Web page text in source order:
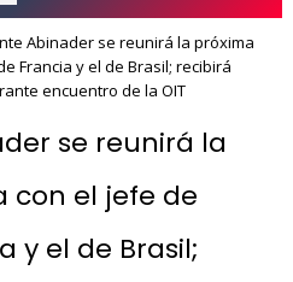
Abinader se reunirá la próxima
Francia y el de Brasil; recibirá
encuentro de la OIT
se reunirá la
con el jefe de
y el de Brasil;